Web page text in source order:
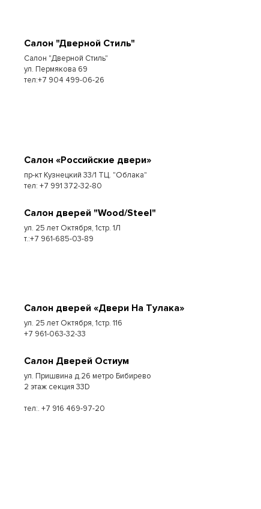
Салон "Дверной Стиль"
Салон "Дверной Стиль"
ул. Пермякова 69
тел:+7 904 499-06-26
Салон «Российские двери»
пр-кт Кузнецкий 33/1 ТЦ. "Облака"
тел: +7 991 372-32-80
Салон дверей "Wood/Steel"
ул. 25 лет Октября, 1стр. 1Л
т.:+7 961-685-03-89
Салон дверей «Двери На Тулака»
ул. 25 лет Октября, 1стр. 116
+7 961-063-32-33
Салон Дверей Остиум
ул. Пришвина д.26 метро Бибирево
2 этаж секция 33D
тел:. +7 916 469-97-20